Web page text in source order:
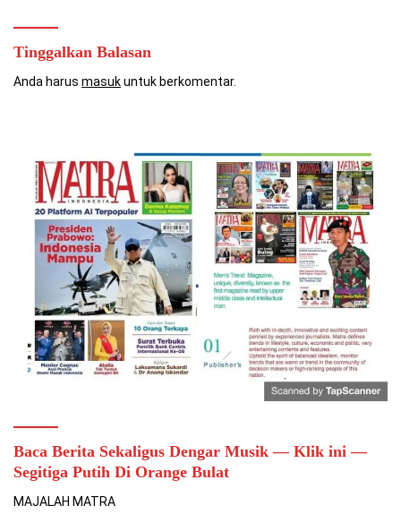
Tinggalkan Balasan
Anda harus masukuntuk berkomentar.
Baca Berita Sekaligus Dengar Musik — Klik ini —
Segitiga Putih Di Orange Bulat
MAJALAH MATRA